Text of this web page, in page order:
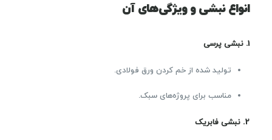
انواع نبشی و ویژگی‌های آن
1. نبشی پرسی
تولید شده از خم کردن ورق فولادی.
مناسب برای پروژه‌های سبک.
2. نبشی فابریک